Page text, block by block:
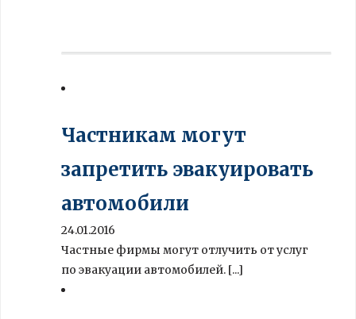
Частникам могут
запретить эвакуировать
автомобили
24.01.2016
Частные фирмы могут отлучить от услуг
по эвакуации автомобилей. [...]